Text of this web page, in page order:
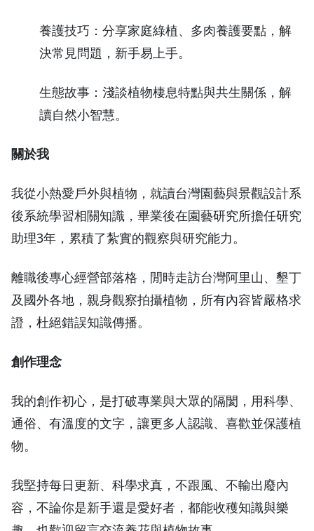
養護技巧：分享家庭綠植、多肉養護要點，解
決常見問題，新手易上手。
生態故事：淺談植物棲息特點與共生關係，解
讀自然小智慧。
關於我
我從小熱愛戶外與植物，就讀台灣園藝與景觀設計系
後系統學習相關知識，畢業後在園藝研究所擔任研究
助理3年，累積了紮實的觀察與研究能力。
離職後專心經營部落格，閒時走訪台灣阿里山、墾丁
及國外各地，親身觀察拍攝植物，所有內容皆嚴格求
證，杜絕錯誤知識傳播。
創作理念
我的創作初心，是打破專業與大眾的隔閡，用科學、
通俗、有溫度的文字，讓更多人認識、喜歡並保護植
物。
我堅持每日更新、科學求真，不跟風、不輸出廢內
容，不論你是新手還是愛好者，都能收穫知識與樂